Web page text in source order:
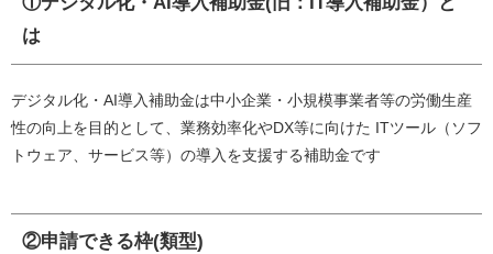
は
デジタル化・AI導入補助金は中小企業・小規模事業者等の労働生産
性の向上を目的として、業務効率化やDX等に向けた ITツール（ソフ
トウェア、サービス等）の導入を支援する補助金です
②申請できる枠(類型)